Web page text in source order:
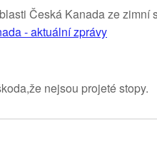
Česká Kanada ze
- aktuální zprávy
nejsou projeté stopy.